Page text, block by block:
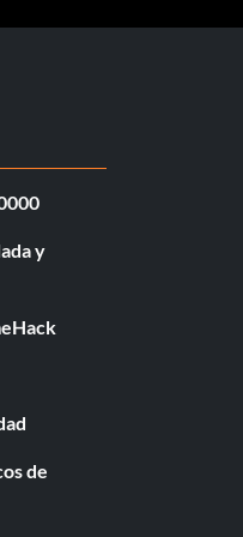
y
de